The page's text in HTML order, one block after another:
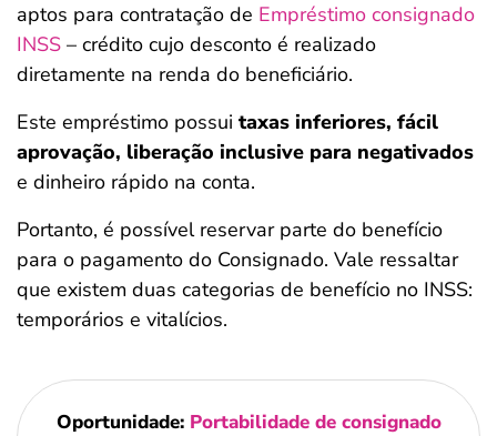
aptos para contratação de Empréstimo consignado
INSS – crédito cujo desconto é realizado
diretamente na renda do beneficiário.
Este empréstimo possui taxas inferiores, fácil
aprovação, liberação inclusive para negativados
e dinheiro rápido na conta.
Portanto, é possível reservar parte do benefício
para o pagamento do Consignado. Vale ressaltar
que existem duas categorias de benefício no INSS:
temporários e vitalícios.
Oportunidade: Portabilidade de consignado